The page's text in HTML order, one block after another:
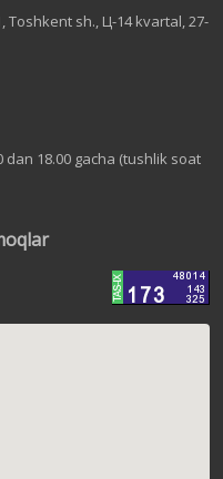
Toshkent sh., Ц-14 kvartal, 27-
18.00 gacha (tushlik soat